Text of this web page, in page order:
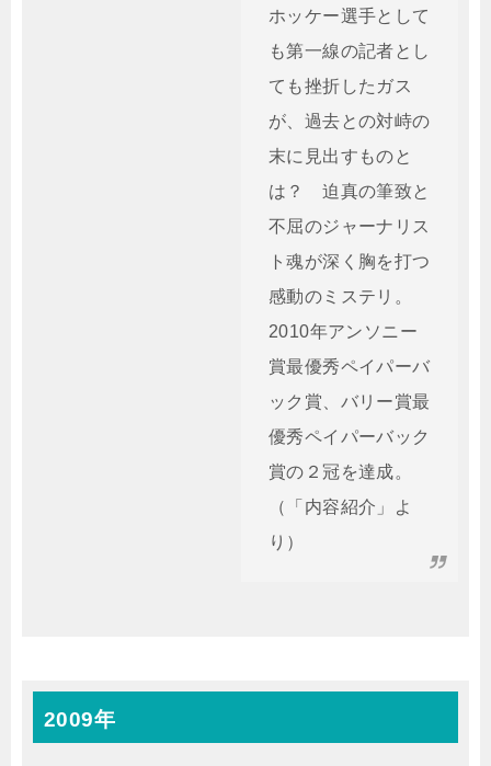
ホッケー選手として
も第一線の記者とし
ても挫折したガス
が、過去との対峙の
末に見出すものと
は？ 迫真の筆致と
不屈のジャーナリス
ト魂が深く胸を打つ
感動のミステリ。
2010年アンソニー
賞最優秀ペイパーバ
ック賞、バリー賞最
優秀ペイパーバック
賞の２冠を達成。
（「内容紹介」よ
り）
2009年